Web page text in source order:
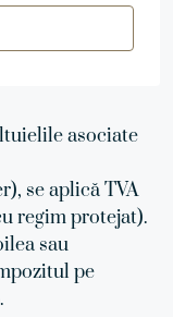
asociate
se aplică TVA
regim protejat).
sau
pe